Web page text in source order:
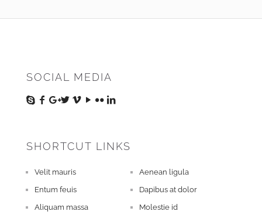
SOCIAL MEDIA
SHORTCUT LINKS
Velit mauris
Entum feuis
Aliquam massa
Aenean ligula
Dapibus at dolor
Molestie id